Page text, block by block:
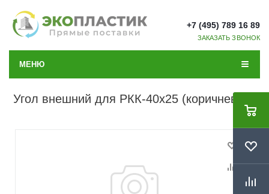
+7 (495) 789 16 89
ЗАКАЗАТЬ ЗВОНОК
МЕНЮ
Угол внешний для РКК-40х25 (коричневый)